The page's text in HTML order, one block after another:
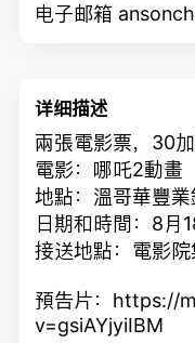
电子邮箱
详细描述
兩張電影票，30
電影：哪吒2動畫
地點：溫哥華豐
日期和時間：8月
接送地點：電影院
預告片： https://
v=gsiAYjyiIBM